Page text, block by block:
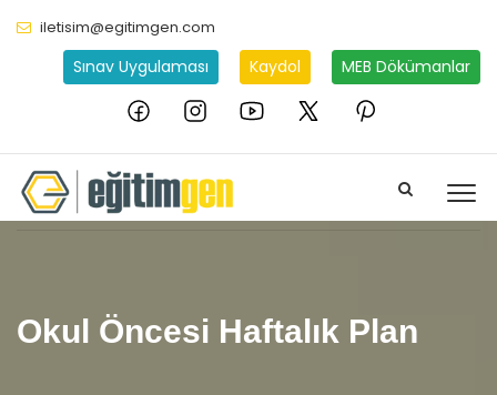
iletisim@egitimgen.com
Sınav Uygulaması Kaydol MEB Dökümanlar
Okul Öncesi Haftalık Plan